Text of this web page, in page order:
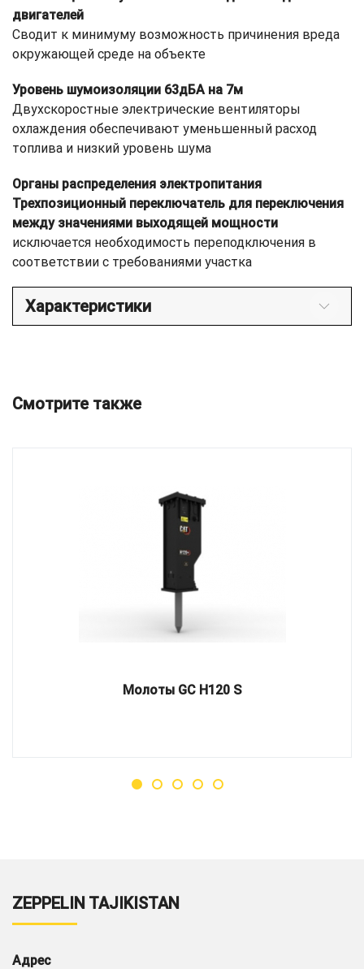
двигателей
Сводит к минимуму возможность причинения вреда
окружающей среде на объекте
Уровень шумоизоляции 63дБА на 7м
Двухскоростные электрические вентиляторы
охлаждения обеспечивают уменьшенный расход
топлива и низкий уровень шума
Органы распределения электропитания
Трехпозиционный переключатель для переключения
между значениями выходящей мощности
исключается необходимость переподключения в
соответствии с требованиями участка
Характеристики
Смотрите также
Молоты GC H120 S
ZEPPELIN TAJIKISTAN
Адрес